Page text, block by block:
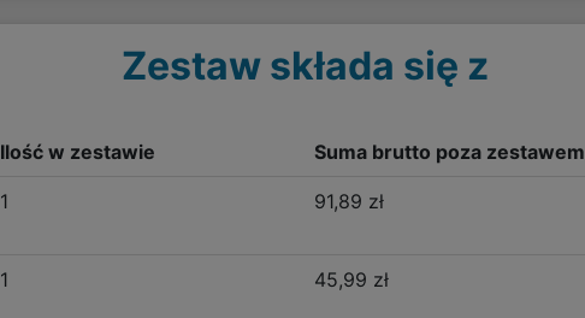
Zestaw składa się z
Ilość w zestawie Suma brutto poza zestawem
1 91,89 zł
1 45,99 zł